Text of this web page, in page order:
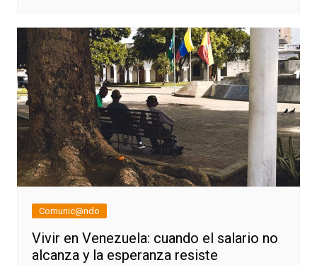
Comunic@ndo
Vivir en Venezuela: cuando el salario no
alcanza y la esperanza resiste